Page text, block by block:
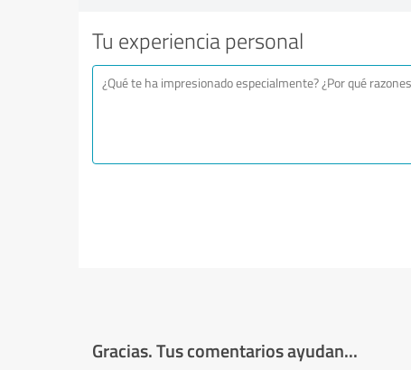
Tu experiencia personal
Gracias. Tus comentarios ayudan...